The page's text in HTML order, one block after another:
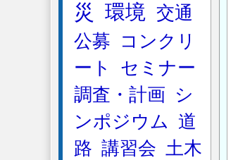
災
環境 交通
公募
コンクリ
ート
セミナー
調査・計画
シ
ンポジウム 道
路 講習会 土木